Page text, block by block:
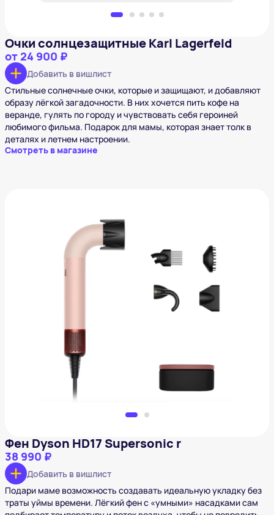
Очки солнцезащитные Karl Lagerfeld
от 24 900 ₽
Добавить в вишлист
Стильные солнечные очки, которые и защищают, и добавляют
образу лёгкой загадочности. В них хочется пить кофе на
веранде, гулять по городу и чувствовать себя героиней
любимого фильма. Подарок для мамы, которая знает толк в
деталях и летнем настроении.
Смотреть в магазине
Фен Dyson HD17 Supersonic r
Фен Dyson HD17 Supersonic r
38 990 ₽
Добавить в вишлист
Подари маме возможность создавать идеальную укладку без
траты уймы времени. Лёгкий фен с «умными» насадками сам